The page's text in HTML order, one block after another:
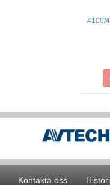
4100/
Kontakta oss